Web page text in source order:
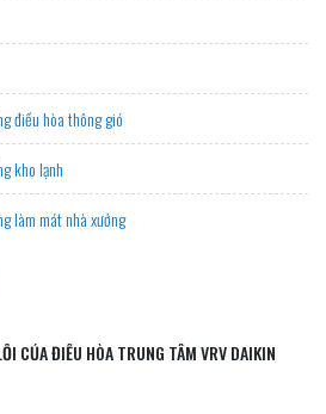
điều hòa thông gió
kho lạnh
làm mát nhà xưởng
CỦA ĐIỀU HÒA TRUNG TÂM VRV DAIKIN